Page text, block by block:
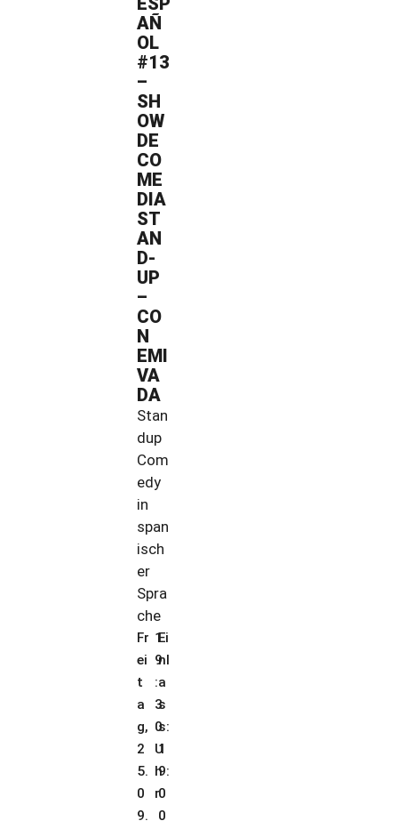
AÑ
OL
#13
–
SH
OW
DE
CO
ME
DIA
ST
AN
D-
UP
–
CO
N
EMI
VA
DA
Stan
dup
Com
edy
in
span
isch
er
Spra
che
Fr
ei
t
a
g,
2
5.
0
9.
1
9
:
3
0
U
h
r
Ei
nl
a
s
s:
1
9:
0
0